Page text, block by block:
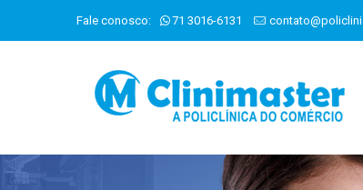
Fale conosco: 71 3016-6131